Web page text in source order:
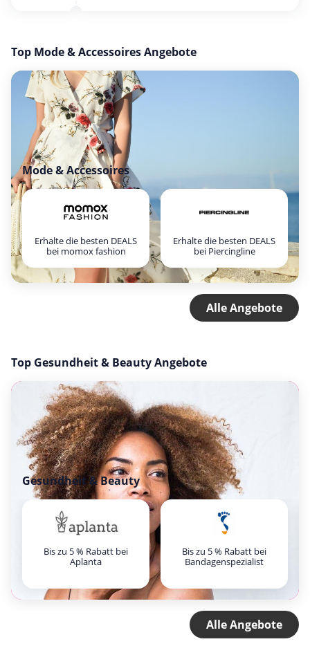
Top Mode & Accessoires Angebote
Mode & Accessoires
Erhalte die besten DEALS
bei momox fashion
Erhalte die besten DEALS
bei Piercingline
Alle Angebote
Top Gesundheit & Beauty Angebote
Gesundheit & Beauty
Bis zu 5 % Rabatt bei
Aplanta
Bis zu 5 % Rabatt bei
Bandagenspezialist
Alle Angebote